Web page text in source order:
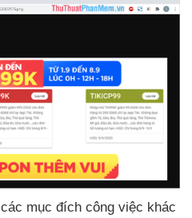
các mục đích công việc khác